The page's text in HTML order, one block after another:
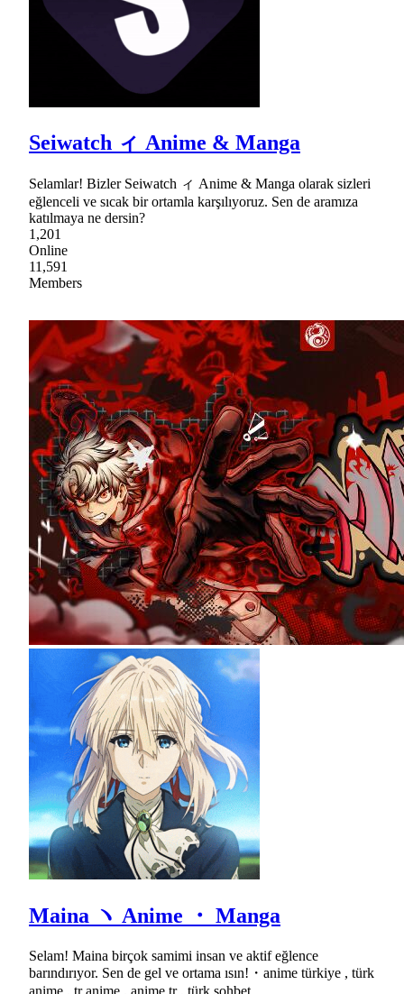
Seiwatch ィ Anime & Manga
Selamlar! Bizler Seiwatch ィ Anime & Manga olarak sizleri
eğlenceli ve sıcak bir ortamla karşılıyoruz. Sen de aramıza
katılmaya ne dersin?
1,201
Online
11,591
Members
Maina ヽ Anime ・ Manga
Selam! Maina birçok samimi insan ve aktif eğlence
barındırıyor. Sen de gel ve ortama ısın!・anime türkiye , türk